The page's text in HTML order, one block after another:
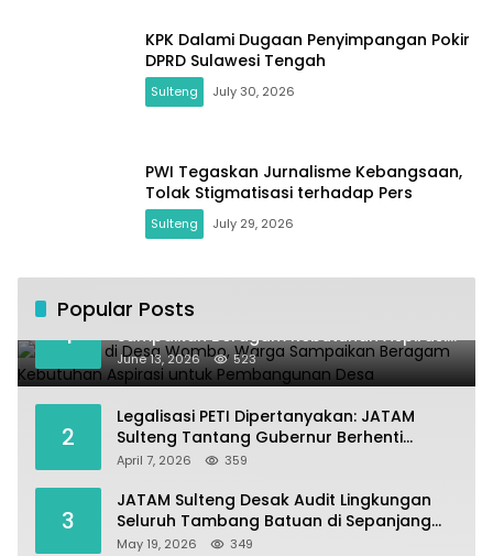
KPK Dalami Dugaan Penyimpangan Pokir
DPRD Sulawesi Tengah
Sulteng July 30, 2026
PWI Tegaskan Jurnalisme Kebangsaan,
Tolak Stigmatisasi terhadap Pers
Sulteng July 29, 2026
Popular Posts
1
Kundapil di Desa Wombo, Warga
Sampaikan Beragam Kebutuhan Aspirasi
untuk Pembangunan Desa
June 13, 2026 523
2
Legalisasi PETI Dipertanyakan: JATAM
Sulteng Tantang Gubernur Berhenti
Andalkan Tambang dan Selamatkan
April 7, 2026 359
3
JATAM Sulteng Desak Audit Lingkungan
Seluruh Tambang Batuan di Sepanjang
Pesisir Palu–Donggala
May 19, 2026 349